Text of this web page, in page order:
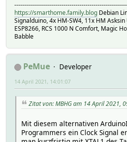
https://smarthome.family.blog Debian
Signalduino, 4x HM-SW4, 11x HM
ESP8266, RCS 1000 N Comfort, Magic
Babble
PeMue
Developer
14 April 2021, 14:01:07
Zitat von: MBHG am 14 April 2021,
Mit diesem alternativen
Programmers ein Clock Signal